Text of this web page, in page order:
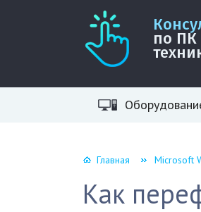
по ПК
Главная Microsoft
Как